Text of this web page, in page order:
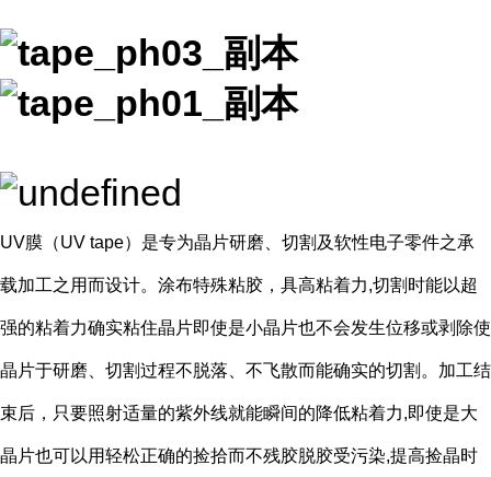
UV膜（UV tape）是专为晶片研磨、切割及软性电子零件之承
载加工之用而设计。涂布特殊粘胶，具高粘着力,切割时能以超
强的粘着力确实粘住晶片即使是小晶片也不会发生位移或剥除使
晶片于研磨、切割过程不脱落、不飞散而能确实的切割。加工结
束后，只要照射适量的紫外线就能瞬间的降低粘着力,即使是大
晶片也可以用轻松正确的捡拾而不残胶脱胶受污染,提高捡晶时